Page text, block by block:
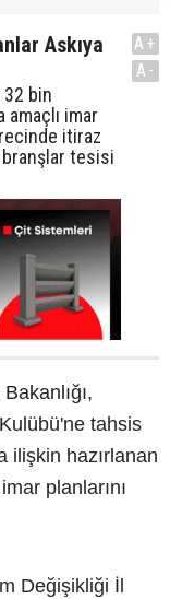
Askıya
32 bin
imar
itiraz
tesisi
A+
A-
tahsis
ilişkin hazırlanan
planlarını
Değişikliği İl